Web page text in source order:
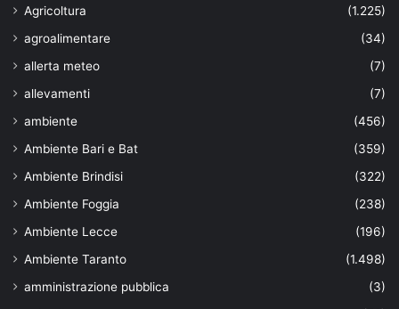
Agricoltura
(1.225)
agroalimentare
(34)
allerta meteo
(7)
allevamenti
(7)
ambiente
(456)
Ambiente Bari e Bat
(359)
Ambiente Brindisi
(322)
Ambiente Foggia
(238)
Ambiente Lecce
(196)
Ambiente Taranto
(1.498)
amministrazione pubblica
(3)